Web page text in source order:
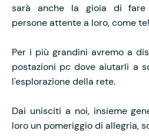
sarà anche la gioia di fare
persone attente a loro, come
Per i più grandini avremo a
postazioni pc dove aiutarli a
l'esplorazione della rete.
Dai unisciti a noi, insieme
loro un pomeriggio di allegria,